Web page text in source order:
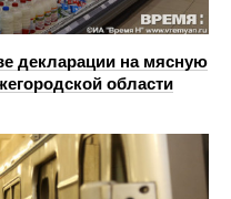
декларации на мясную
области